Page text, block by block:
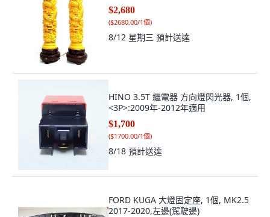
$2,680
($2680.00/1個)
8/12 星期三 預計送達
HINO 3.5T 繼電器 方向燈閃光器, 1個,
<3P>:2009年-2012年適用
$1,700
($1700.00/1個)
8/18 預計送達
FORD KUGA 大燈固定座, 1個, MK2.5
2017-2020,左邊(駕駛邊)